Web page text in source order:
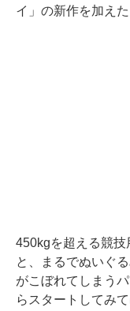
イ」の新作を加え
450kgを超える競
と、まるでぬいぐ
がこぼれてしまう
らスタートしてみ